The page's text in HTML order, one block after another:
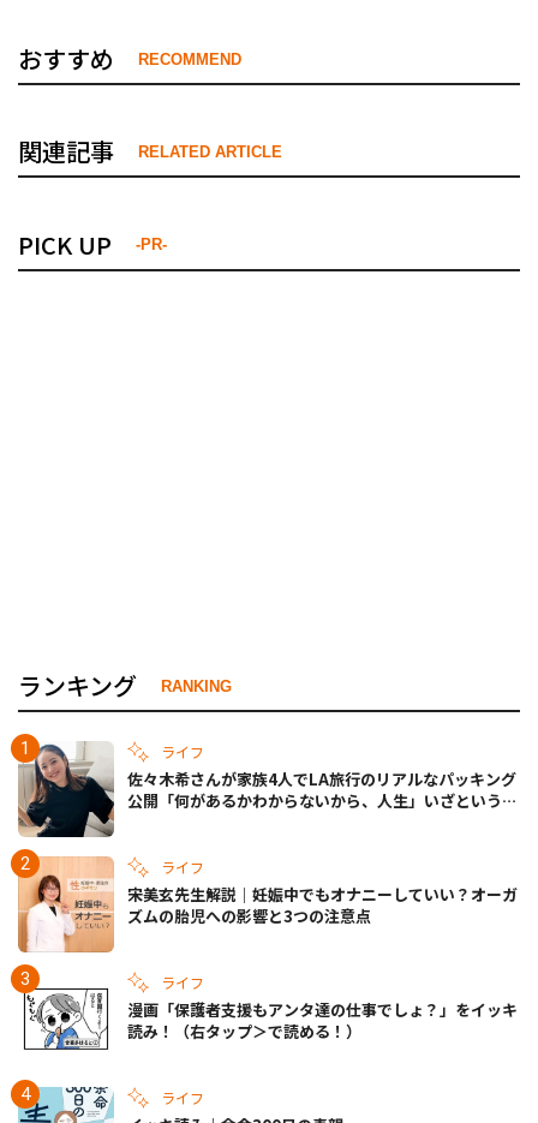
おすすめ RECOMMEND
関連記事 RELATED ARTICLE
PICK UP -PR-
ランキング RANKING
ライフ
佐々木希さんが家族4人でLA旅行のリアルなパッキング
公開「何があるかわからないから、人生」いざというと
ライフ
宋美玄先生解説｜妊娠中でもオナニーしていい？オーガ
ズムの胎児への影響と3つの注意点
ライフ
漫画「保護者支援もアンタ達の仕事でしょ？」をイッキ
読み！（右タップ＞で読める！）
ライフ